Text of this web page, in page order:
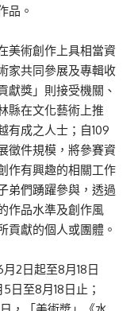
品。
美術創作上具相當資
家共同參展及專輯收
獻獎」則接受機關、
縣在文化藝術上推
有成之人士；自109
徵件規模，將參賽資
作有興趣的相關工作
弟們踴躍參與，透過
作品水準及創作風
貢獻的個人或團體。
2日起至8月18日
日至8月18日止；